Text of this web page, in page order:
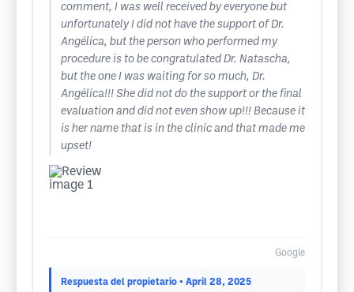
comment, I was well received by everyone but
unfortunately I did not have the support of Dr.
Angélica, but the person who performed my
procedure is to be congratulated Dr. Natascha,
but the one I was waiting for so much, Dr.
Angélica!!! She did not do the support or the final
evaluation and did not even show up!!! Because it
is her name that is in the clinic and that made me
upset!
Google
Respuesta del propietario • April 28, 2025